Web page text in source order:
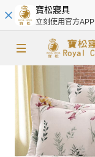
寶松寢具
立刻使用官方APP